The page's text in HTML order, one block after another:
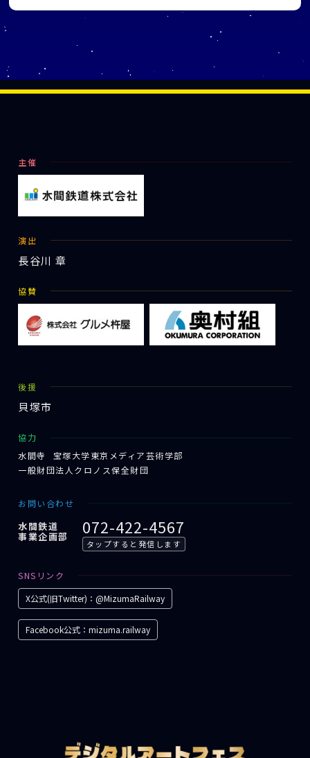
主催
演出
長谷川 章
協賛
後援
貝塚市
協力
水間寺
宝塚大学東京メディア芸術学部
一般財団法人クロノス保全財団
お問い合わせ
水間鉄道
事業企画部 072-422-4567
タップすると発信します
SNSリンク
X公式(旧Twitter)：@MizumaRailway
Facebook公式：mizuma.railway